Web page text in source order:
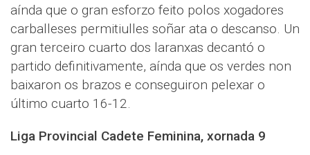
aínda que o gran esforzo feito polos xogadores
carballeses permitiulles soñar ata o descanso. Un
gran terceiro cuarto dos laranxas decantó o
partido definitivamente, aínda que os verdes non
baixaron os brazos e conseguiron pelexar o
último cuarto 16-12.
Liga Provincial Cadete Feminina, xornada 9